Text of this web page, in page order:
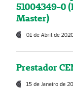
51004349-0
Master)
01 de Abril de
Prestador
15 de Janeiro de